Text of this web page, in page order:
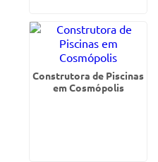
Construtora de Piscinas
em Cosmópolis